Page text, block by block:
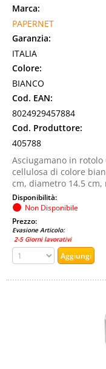
Marca:
PAPERNET
Garanzia:
ITALIA
Colore:
BIANCO
Cod. EAN:
8024929457884
Cod. Produttore:
405788
Asciugamano in
cellulosa di colore
cm, diametro 14.5
Disponibilità:
Non Disponibile
Prezzo:
Evasione Articolo:
2-5 Giorni lavorativi